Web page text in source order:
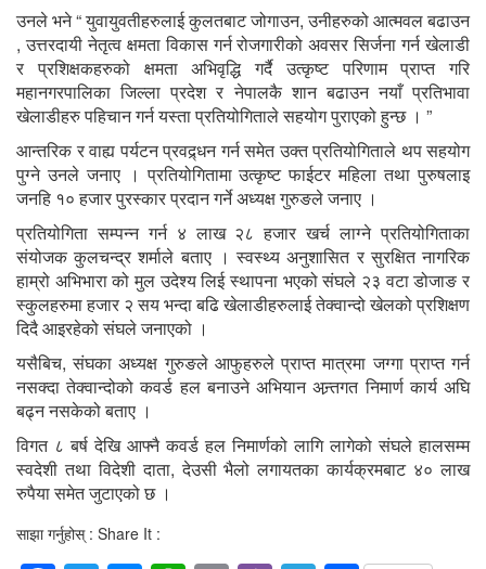
उनले भने “ युवायुवतीहरुलाई कुलतबाट जोगाउन, उनीहरुको आत्मवल बढाउन
, उत्तरदायी नेतृत्व क्षमता विकास गर्न रोजगारीको अवसर सिर्जना गर्न खेलाडी
र प्रशिक्षकहरुको क्षमता अभिवृद्धि गर्दै उत्कृष्ट परिणाम प्राप्त गरि
महानगरपालिका जिल्ला प्रदेश र नेपालकै शान बढाउन नयाँ प्रतिभावा
खेलाडीहरु पहिचान गर्न यस्ता प्रतियोगिताले सहयोग पुराएको हुन्छ । ”
आन्तरिक र वाह्य पर्यटन प्रवद्र्धन गर्न समेत उक्त प्रतियोगिताले थप सहयोग
पुग्ने उनले जनाए । प्रतियोगितामा उत्कृष्ट फाईटर महिला तथा पुरुषलाइ
जनहि १० हजार पुरस्कार प्रदान गर्ने अध्यक्ष गुरुङले जनाए ।
प्रतियोगिता सम्पन्न गर्न ४ लाख २८ हजार खर्च लाग्ने प्रतियोगिताका
संयोजक कुलचन्द्र शर्माले बताए । स्वस्थ्य अनुशासित र सुरक्षित नागरिक
हाम्रो अभिभारा को मुल उदेश्य लिई स्थापना भएको संघले २३ वटा डोजाङ र
स्कुलहरुमा हजार २ सय भन्दा बढि खेलाडीहरुलाई तेक्वान्दो खेलको प्रशिक्षण
दिदै आइरहेको संघले जनाएको ।
यसैबिच, संघका अध्यक्ष गुरुङले आफुहरुले प्राप्त मात्रमा जग्गा प्राप्त गर्न
नसक्दा तेक्वान्दोको कवर्ड हल बनाउने अभियान अन्र्तगत निमार्ण कार्य अघि
बढ्न नसकेको बताए ।
विगत ८ बर्ष देखि आफ्नै कवर्ड हल निमार्णको लागि लागेको संघले हालसम्म
स्वदेशी तथा विदेशी दाता, देउसी भैलो लगायतका कार्यक्रमबाट ४० लाख
रुपैया समेत जुटाएको छ ।
साझा गर्नुहोस् : Share It :